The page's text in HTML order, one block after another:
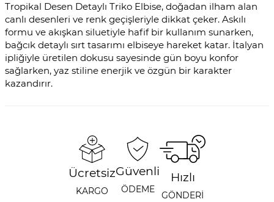
Tropikal Desen Detaylı Triko Elbise, doğadan ilham alan
canlı desenleri ve renk geçişleriyle dikkat çeker. Askılı
formu ve akışkan siluetiyle hafif bir kullanım sunarken,
bağcık detaylı sırt tasarımı elbiseye hareket katar. İtalyan
ipliğiyle üretilen dokusu sayesinde gün boyu konfor
sağlarken, yaz stiline enerjik ve özgün bir karakter
kazandırır.
Ücretsiz
KARGO
Güvenli
ÖDEME
Hızlı
GÖNDERİ